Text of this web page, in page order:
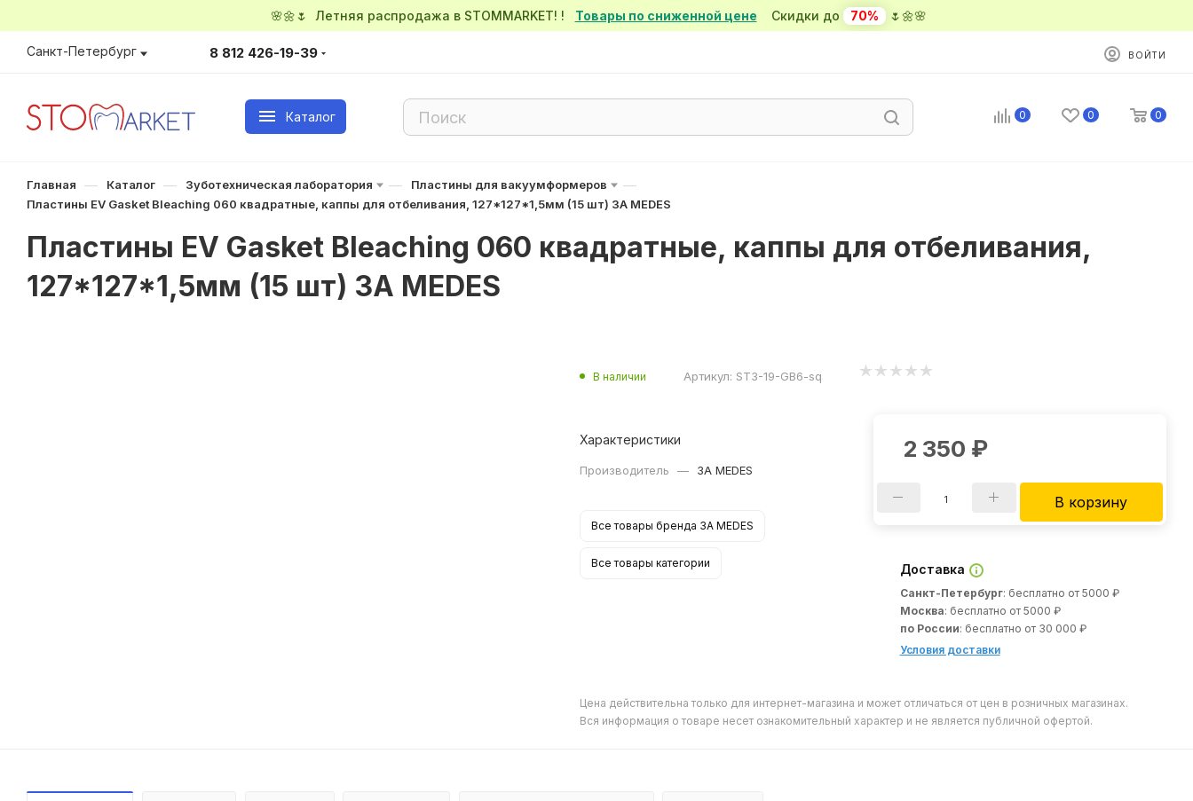
🌸🌼🌷 Летняя распродажа в STOMMARKET! ! Товары по сниженной цене Скидки до 70% 🌷🌼🌸
Санкт-Петербург 8 812 426-19-39 ВОЙТИ
Каталог 0 0 0
Главная — Каталог — Зуботехническая лаборатория — Пластины для вакуумформеров —
Пластины EV Gasket Bleaching 060 квадратные, каппы для отбеливания, 127*127*1,5мм (15 шт) 3A MEDES
Пластины EV Gasket Bleaching 060 квадратные, каппы для отбеливания,
127*127*1,5мм (15 шт) 3A MEDES
В наличии Артикул: ST3-19-GB6-sq
Характеристики
Производитель — 3A MEDES
Все товары бренда 3A MEDES
Все товары категории
2 350 ₽
В корзину
Доставка
Санкт-Петербург: бесплатно от 5000 ₽
Москва: бесплатно от 5000 ₽
по России: бесплатно от 30 000 ₽
Условия доставки
Цена действительна только для интернет-магазина и может отличаться от цен в розничных магазинах.
Вся информация о товаре несет ознакомительный характер и не является публичной офертой.